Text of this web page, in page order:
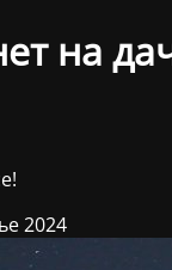
на
2024